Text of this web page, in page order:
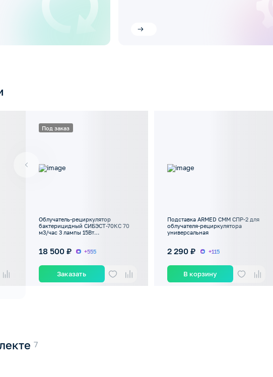
Под заказ
Облучатель-рециркулятор
бактерицидный СИБЭСТ-70КС 70
м3/час 3 лампы 15Вт
18 500 ₽ +555
Заказать
Подставка ARMED СММ СПР-2 для
облучателя-рециркулятора
универсальная
2 290 ₽ +115
В корзину